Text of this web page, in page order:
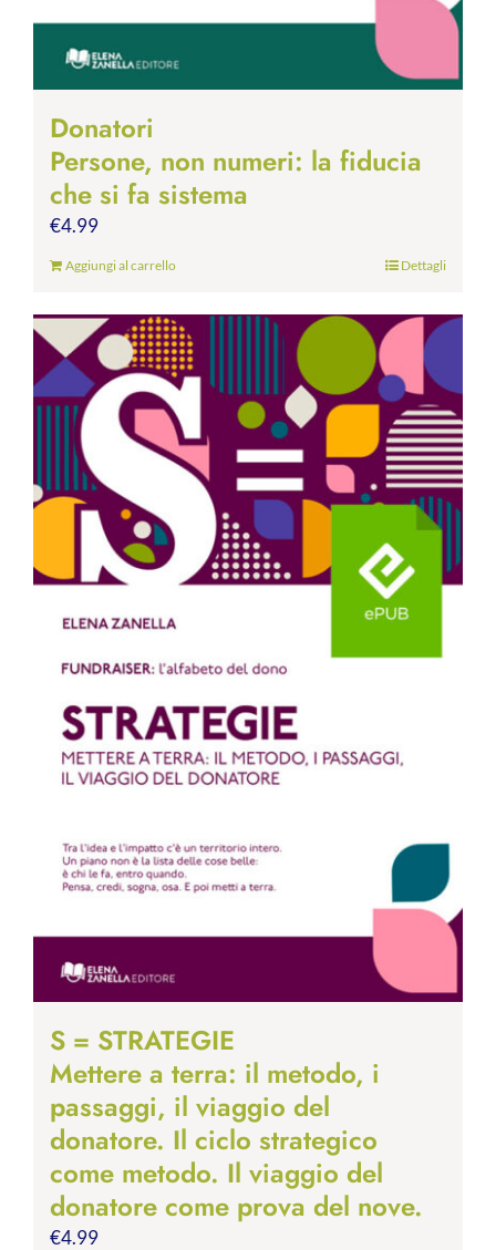
Donatori
Persone, non numeri: la fiducia
che si fa sistema
€4.99
Aggiungi al carrello Dettagli
S = STRATEGIE
Mettere a terra: il metodo, i
passaggi, il viaggio del
donatore. Il ciclo strategico
come metodo. Il viaggio del
donatore come prova del nove.
€4.99